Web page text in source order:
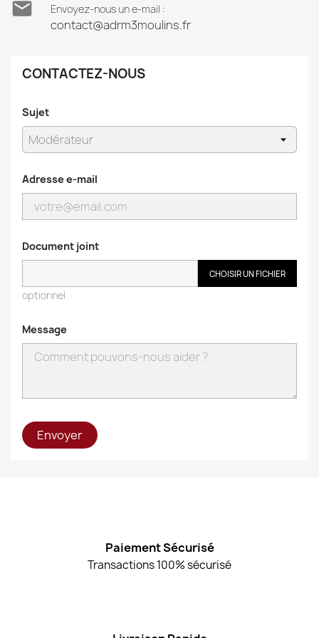
 Envoyez-nous un e-mail :
contact@adrm3moulins.fr
CONTACTEZ-NOUS
Sujet
Adresse e-mail
Document joint
CHOISIR UN FICHIER
optionnel
Message
Paiement Sécurisé
Transactions 100% sécurisé